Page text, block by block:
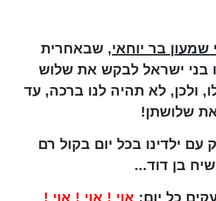
בר יוחאי, שבאחרית
בני ישראל לבקש את שלוש
ולכן, לא תהיה לנו ברכה, עד
שלושתן!
ילדינו בכל יום בקול רם
בן דוד...
כל יום: אוי ! אוי ! אוי !